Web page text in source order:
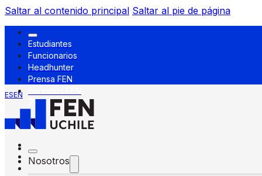
Saltar al contenido principal Saltar al pie de página
Estudiantes
Funcionarios
Headhunter
Prensa FEN
ESEN
Nosotros